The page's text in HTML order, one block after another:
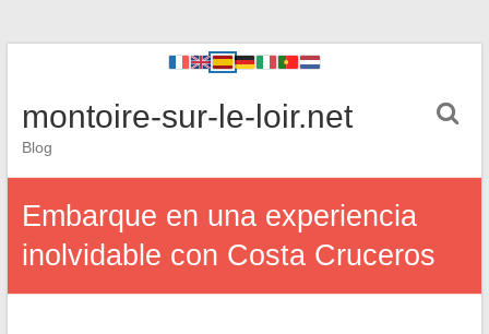
montoire-sur-le-loir.net
Blog
Embarque en una experiencia
inolvidable con Costa Cruceros